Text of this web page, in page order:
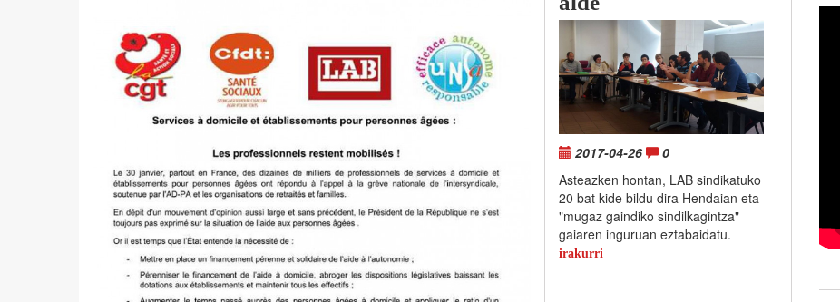
2017-04-26
0
Asteazken hontan, LAB sindikatuko
20 bat kide bildu dira Hendaian eta
"mugaz gaindiko sindilkagintza"
gaiaren inguruan eztabaidatu.
irakurri